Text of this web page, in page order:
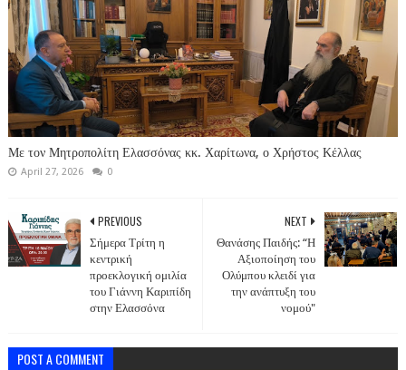
Με τον Μητροπολίτη Ελασσόνας κκ. Χαρίτωνα, ο Χρήστος Κέλλας
April 27, 2026 0
NEXT
Θανάσης Παιδής: “Η
Αξιοποίηση του
Ολύμπου κλειδί για
την ανάπτυξη του
νομού"
PREVIOUS
Σήμερα Τρίτη η
κεντρική
προεκλογική ομιλία
του Γιάννη Καριπίδη
στην Ελασσόνα
POST A COMMENT